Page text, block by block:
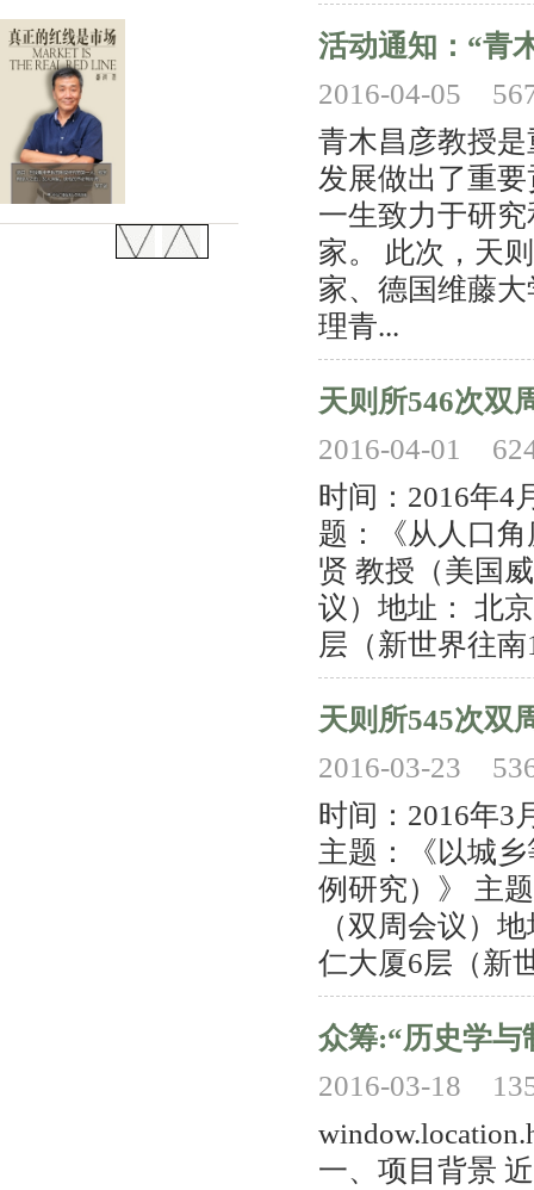
活动通知：“青
2016-04-05
青木昌彦教授
发展做出了重
一生致力于研
家。 此次，天
家、德国维藤大
理青...
天则所546次双
2016-04-01
时间：2016年4
题：《从人口
贤 教授（美国
议）地址： 北
层（新世界往
天则所545次双
2016-03-23
时间：2016年3
主题：《以城
例研究）》 主
（双周会议）
仁大厦6层（新
众筹:“历史学与
2016-03-18
一、项目背景